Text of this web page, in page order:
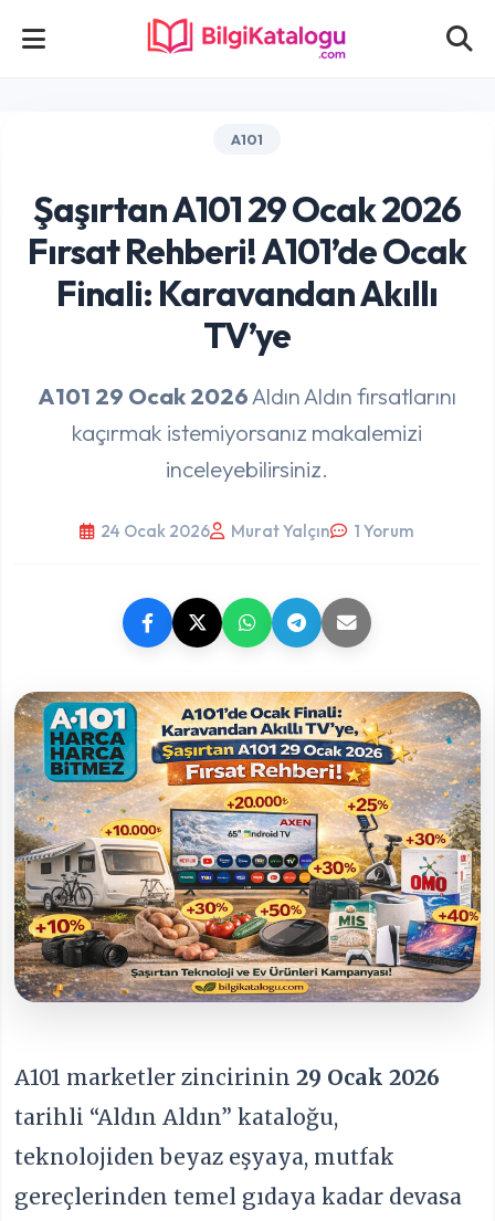
A101
Şaşırtan A101 29 Ocak 2026
Fırsat Rehberi! A101’de Ocak
Finali: Karavandan Akıllı
TV’ye
A101 29 Ocak 2026Aldın Aldın fırsatlarını
kaçırmak istemiyorsanız makalemizi
inceleyebilirsiniz.
24 Ocak 2026 Murat Yalçın 1 Yorum
A101 marketler zincirinin29 Ocak 2026
tarihli “Aldın Aldın” kataloğu,
teknolojiden beyaz eşyaya, mutfak
gereçlerinden temel gıdaya kadar devasa